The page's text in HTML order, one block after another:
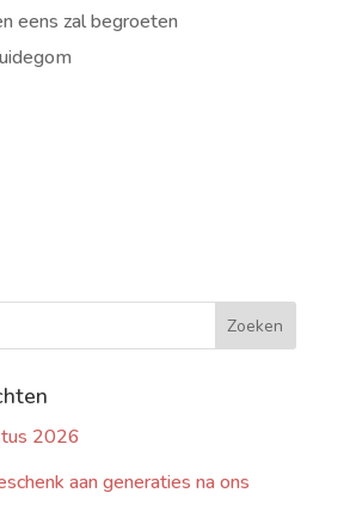
eens zal begroeten
2026
aan generaties na ons